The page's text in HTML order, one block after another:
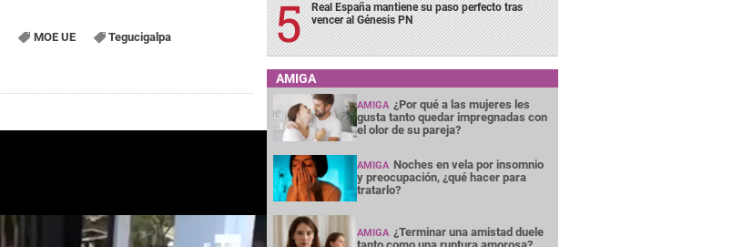
MOE UE
Tegucigalpa
Real España mantiene su paso perfecto tras
vencer al Génesis PN
AMIGA
AMIGA ¿Por qué a las mujeres les
gusta tanto quedar impregnadas con
el olor de su pareja?
AMIGA Noches en vela por insomnio
y preocupación, ¿qué hacer para
tratarlo?
AMIGA ¿Terminar una amistad duele